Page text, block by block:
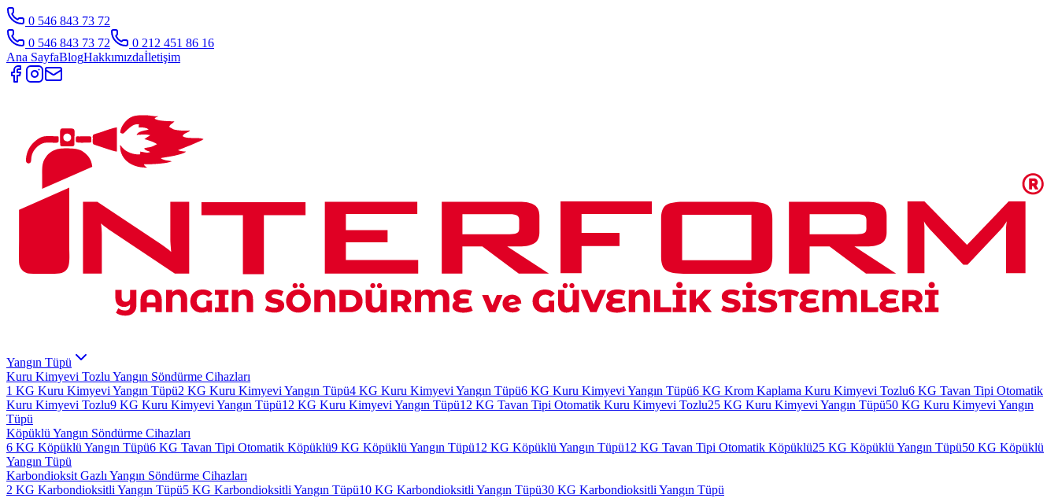
0 546 843 73 72
0 546 843 73 72
0 212 451 86 16
Ana SayfaBlogHakkımızdaİletişim
Yangın Tüpü
Kuru Kimyevi Tozlu Yangın Söndürme Cihazları
1 KG Kuru Kimyevi Yangın Tüpü2 KG Kuru Kimyevi Yangın Tüpü4 KG Kuru Kimyevi Yangın Tüpü6 KG Kuru Kimyevi Yangın Tüpü6 KG Krom Kaplama Kuru Kimyevi Tozlu6 KG Tavan Tipi Otomatik
Kuru Kimyevi Tozlu9 KG Kuru Kimyevi Yangın Tüpü12 KG Kuru Kimyevi Yangın Tüpü12 KG Tavan Tipi Otomatik Kuru Kimyevi Tozlu25 KG Kuru Kimyevi Yangın Tüpü50 KG Kuru Kimyevi Yangın
Tüpü
Köpüklü Yangın Söndürme Cihazları
6 KG Köpüklü Yangın Tüpü6 KG Tavan Tipi Otomatik Köpüklü9 KG Köpüklü Yangın Tüpü12 KG Köpüklü Yangın Tüpü12 KG Tavan Tipi Otomatik Köpüklü25 KG Köpüklü Yangın Tüpü50 KG Köpüklü
Yangın Tüpü
Karbondioksit Gazlı Yangın Söndürme Cihazları
2 KG Karbondioksitli Yangın Tüpü5 KG Karbondioksitli Yangın Tüpü10 KG Karbondioksitli Yangın Tüpü30 KG Karbondioksitli Yangın Tüpü